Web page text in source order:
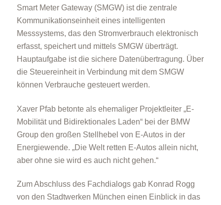
Smart Meter Gateway (SMGW) ist die zentrale
Kommunikationseinheit eines intelligenten
Messsystems, das den Stromverbrauch elektronisch
erfasst, speichert und mittels SMGW überträgt.
Hauptaufgabe ist die sichere Datenübertragung. Über
die Steuereinheit in Verbindung mit dem SMGW
können Verbrauche gesteuert werden.
Xaver Pfab betonte als ehemaliger Projektleiter „E-
Mobilität und Bidirektionales Laden“ bei der BMW
Group den großen Stellhebel von E-Autos in der
Energiewende. „Die Welt retten E-Autos allein nicht,
aber ohne sie wird es auch nicht gehen.“
Zum Abschluss des Fachdialogs gab Konrad Rogg
von den Stadtwerken München einen Einblick in das